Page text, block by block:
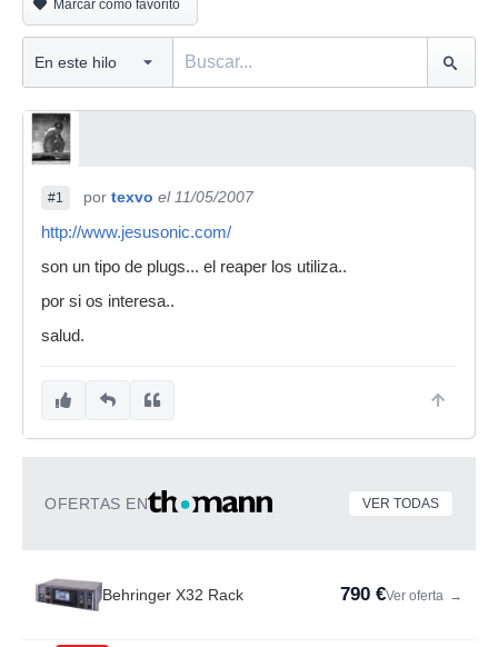
Marcar como favorito
#1 por texvo el 11/05/2007
http://www.jesusonic.com/
son un tipo de plugs... el reaper los utiliza..
por si os interesa..
salud.
OFERTAS EN VER TODAS
Behringer X32 Rack 790 €Ver oferta →